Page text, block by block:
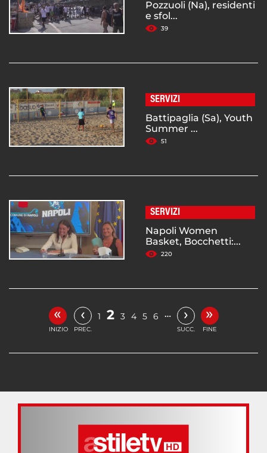
Pozzuoli (Na), residenti
e sfol...
39
SERVIZI
Battipaglia (Sa), Youth
Summer ...
51
SERVIZI
Napoli Women
Basket, Bocchetti:...
220
«
INIZIO
‹
PREC.
1 2 3 4 5 6 … ›
SUCC.
»
FINE